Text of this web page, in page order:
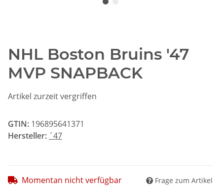
NHL Boston Bruins '47
MVP SNAPBACK
Artikel zurzeit vergriffen
GTIN: 196895641371
Hersteller: ´47
Momentan nicht verfügbar Frage zum Artikel